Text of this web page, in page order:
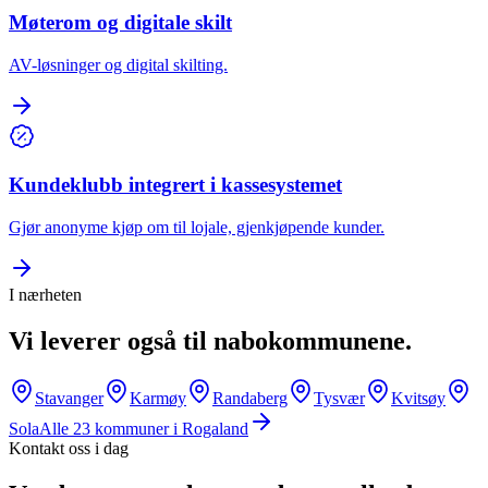
Møterom og digitale skilt
AV-løsninger og digital skilting.
Kundeklubb integrert i kassesystemet
Gjør anonyme kjøp om til lojale, gjenkjøpende kunder.
I nærheten
Vi leverer også til nabokommunene.
Stavanger Karmøy Randaberg Tysvær
Kvitsøy
SolaAlle 23 kommuner i Rogaland
Kontakt oss i dag